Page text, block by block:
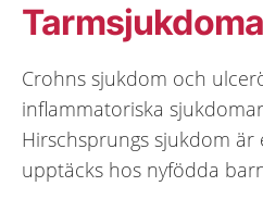
Crohns sjukdom och
inflammatoriska
Hirschsprungs sjukdom
upptäcks hos nyfödda